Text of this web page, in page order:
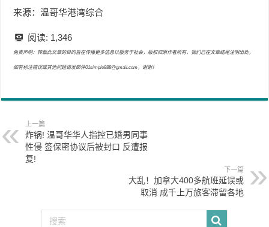
来源：温哥华港湾综合
阅读: 1,346
免责声明：转载此文章的目的旨在传播更多信息以服务于社会，版权归原作者所有，我们已在文章结尾注明出处，
如有标注错误或其他问题请发邮件01simple888@gmail.com，谢谢！
上一篇
炸锅! 温哥华华人指控已婚男同事
性侵 签保密协议后被封口 反遭报
复!
下一篇
大乱！加拿大400多航班延误或
取消 成千上万旅客滞留各地